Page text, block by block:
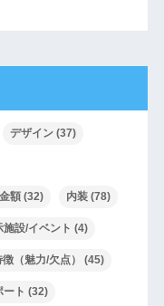
デザイン(37)
額(32) 内装(78)
施設/イベント (4)
徴（魅力/欠点） (45)
ート (32)